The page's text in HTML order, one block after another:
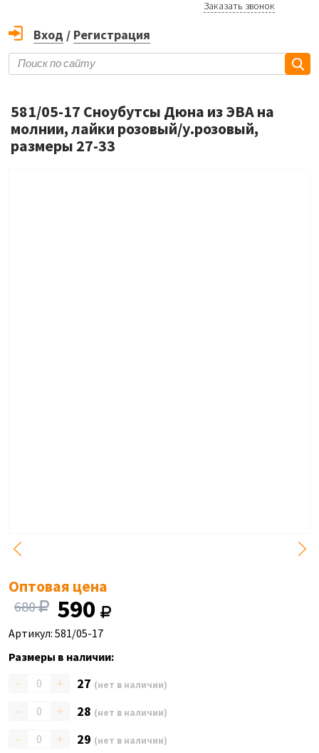
Заказать звонок
Вход / Регистрация
581/05-17 Сноубутсы Дюна из ЭВА на
молнии, лайки розовый/у.розовый,
размеры 27-33
Оптовая цена
680 590
Артикул: 581/05-17
Размеры в наличии:
– + 27 (нет в наличии)
– + 28 (нет в наличии)
– + 29 (нет в наличии)